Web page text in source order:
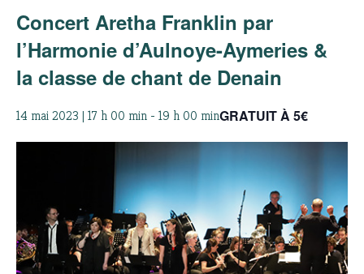
Concert Aretha Franklin par
l’Harmonie d’Aulnoye-Aymeries &
la classe de chant de Denain
14 mai 2023 | 17 h 00 min - 19 h 00 minGRATUIT À 5€